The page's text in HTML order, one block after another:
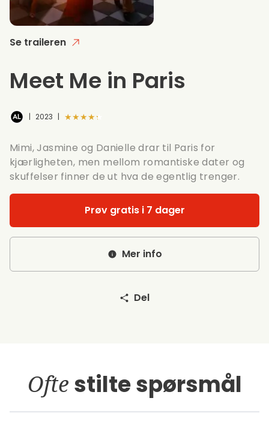
Se traileren
Meet Me in Paris
| 2023 | ★★★★★
Mimi, Jasmine og Danielle drar til Paris for
kjærligheten, men mellom romantiske dater og
skuffelser finner de ut hva de egentlig trenger.
Prøv gratis i 7 dager
Mer info
Del
Ofte stilte spørsmål